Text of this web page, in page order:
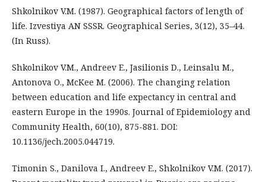
Shkolnikov V.M. (1987). Geographical factors of length of
life. Izvestiya AN SSSR. Geographical Series, 3(12), 35–44.
(In Russ).
Shkolnikov V.M., Andreev E., Jasilionis D., Leinsalu M.,
Antonova O., McKee M. (2006). The changing relation
between education and life expectancy in central and
eastern Europe in the 1990s. Journal of Epidemiology and
Community Health, 60(10), 875-881. DOI:
10.1136/jech.2005.044719.
Timonin S., Danilova I., Andreev E., Shkolnikov V.M. (2017).